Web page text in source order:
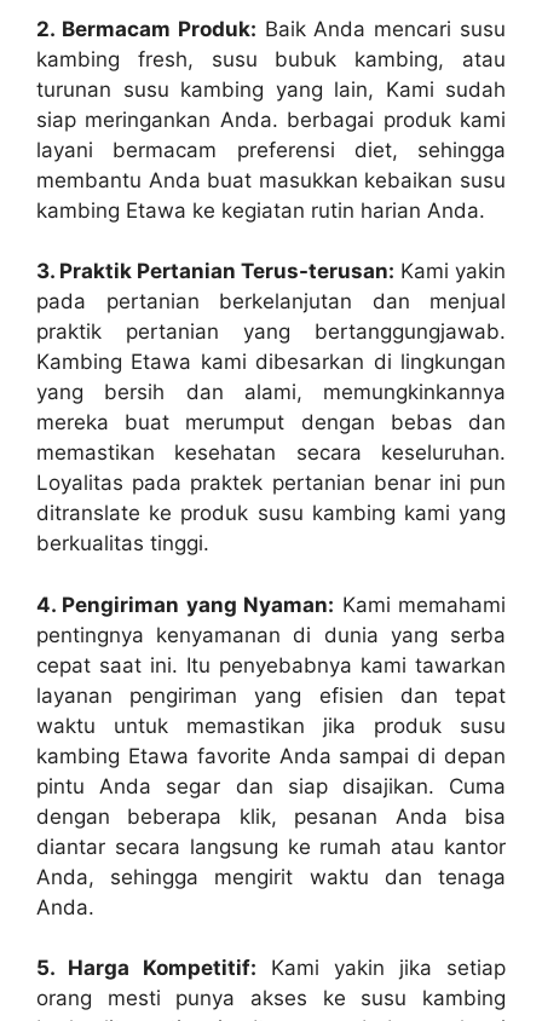
2. Bermacam Produk: Baik Anda mencari susu
kambing fresh, susu bubuk kambing, atau
turunan susu kambing yang lain, Kami sudah
siap meringankan Anda. berbagai produk kami
layani bermacam preferensi diet, sehingga
membantu Anda buat masukkan kebaikan susu
kambing Etawa ke kegiatan rutin harian Anda.
3. Praktik Pertanian Terus-terusan: Kami yakin
pada pertanian berkelanjutan dan menjual
praktik pertanian yang bertanggungjawab.
Kambing Etawa kami dibesarkan di lingkungan
yang bersih dan alami, memungkinkannya
mereka buat merumput dengan bebas dan
memastikan kesehatan secara keseluruhan.
Loyalitas pada praktek pertanian benar ini pun
ditranslate ke produk susu kambing kami yang
berkualitas tinggi.
4. Pengiriman yang Nyaman: Kami memahami
pentingnya kenyamanan di dunia yang serba
cepat saat ini. Itu penyebabnya kami tawarkan
layanan pengiriman yang efisien dan tepat
waktu untuk memastikan jika produk susu
kambing Etawa favorite Anda sampai di depan
pintu Anda segar dan siap disajikan. Cuma
dengan beberapa klik, pesanan Anda bisa
diantar secara langsung ke rumah atau kantor
Anda, sehingga mengirit waktu dan tenaga
Anda.
5. Harga Kompetitif: Kami yakin jika setiap
orang mesti punya akses ke susu kambing